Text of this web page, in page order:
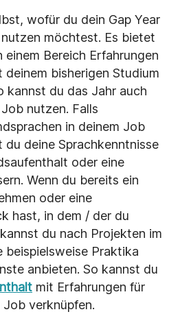
wofür du dein Gap Year
möchtest. Es bietet
einem Bereich Erfahrungen
deinem bisherigen Studium
kannst du das Jahr auch
nutzen. Falls
in deinem Job
deine Sprachkenntnisse
oder eine
Wenn du bereits ein
oder eine
hast, in dem / der du
du nach Projekten im
beispielsweise Praktika
anbieten. So kannst du
mit Erfahrungen für
verknüpfen.